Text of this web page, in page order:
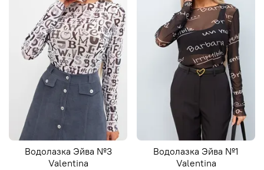
Водолазка Эйва №3
Valentina
Водолазка Эйва №1
Valentina